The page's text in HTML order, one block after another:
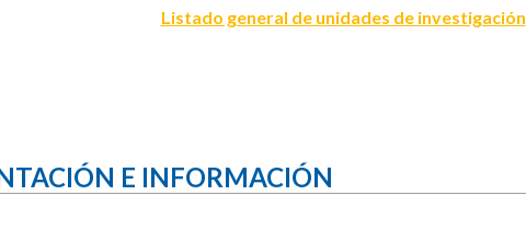
Listado general de unidades de investigación
E INFORMACIÓN